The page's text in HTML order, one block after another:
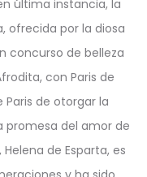
última instancia, la
ofrecida por la diosa
concurso de belleza
con Paris de
Paris de otorgar la
promesa del amor de
de Esparta, es